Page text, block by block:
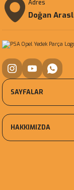
Adres
Doğan
SAYFALAR
HAKKIMIZDA